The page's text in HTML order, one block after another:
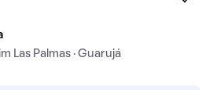
Las Palmas · Guarujá